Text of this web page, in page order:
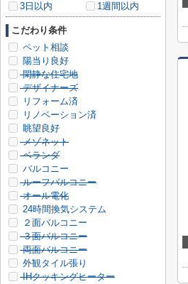
3日以内
1週間以内
こだわり条件
ペット相談
陽当り良好
閑静な住宅地
デザイナーズ
リフォーム済
リノベーション済
眺望良好
メゾネット
ベランダ
バルコニー
ルーフバルコニー
オール電化
24時間換気システム
２面バルコニー
３面バルコニー
両面バルコニー
外観タイル張り
IHクッキングヒーター